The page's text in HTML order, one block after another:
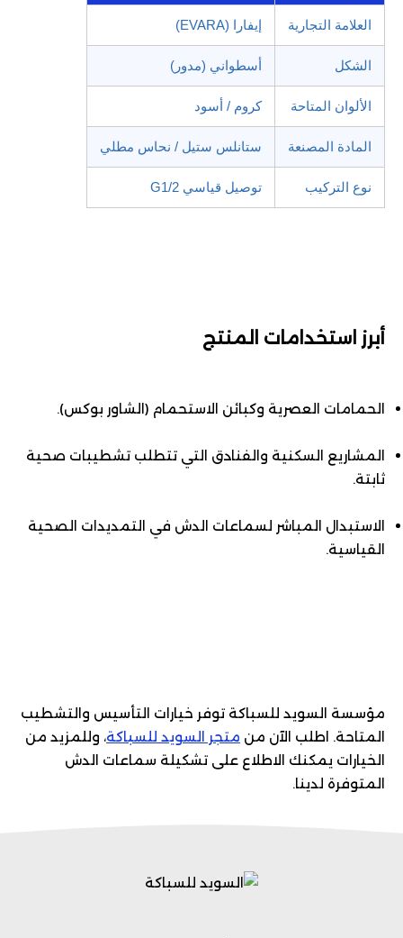
العلامة التجارية إيفارا (EVARA)
الشكل أسطواني (مدور)
الألوان المتاحة كروم / أسود
المادة المصنعة ستانلس ستيل / نحاس مطلي
نوع التركيب توصيل قياسي G1/2
أبرز استخدامات المنتج
الحمامات العصرية وكبائن الاستحمام (الشاور بوكس).
المشاريع السكنية والفنادق التي تتطلب تشطيبات صحية
ثابتة.
الاستبدال المباشر لسماعات الدش في التمديدات الصحية
القياسية.
مؤسسة السويد للسباكة توفر خيارات التأسيس والتشطيب
المتاحة. اطلب الآن من متجر السويد للسباكة، وللمزيد من
الخيارات يمكنك الاطلاع على تشكيلة سماعات الدش
المتوفرة لدينا.